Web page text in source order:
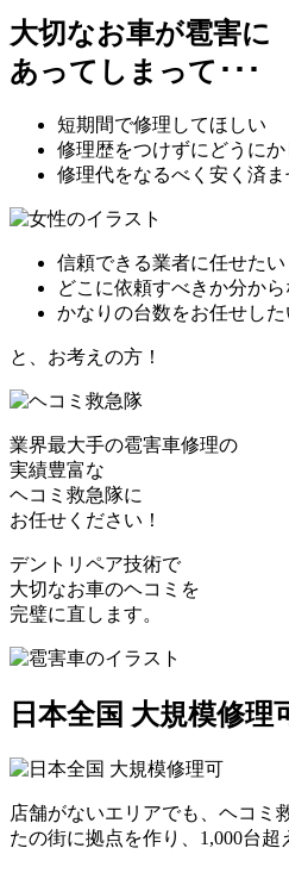
大切なお車が雹害に
あってしまって･･･
短期間で修理してほしい
修理歴をつけずにどうにか
修理代をなるべく安く済ま
信頼できる業者に任せたい
どこに依頼すべきか分から
かなりの台数をお任せした
と、お考えの方！
業界最大手の雹害車修理の
実績豊富な
ヘコミ救急隊に
お任せください！
デントリペア技術で
大切なお車のヘコミを
完璧に直します。
日本全国 大規模修理
店舗がないエリアでも、ヘコミ
たの街に拠点を作り、1,000台超